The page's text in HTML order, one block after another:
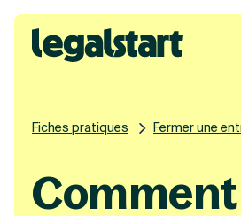
Legalstart
Fiches pratiques Fermer une